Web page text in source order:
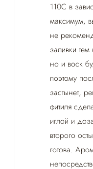
110С в
максимум,
не
заливки
но и воск
поэтому
застынет,
фитиля
иглой и
второго
готова.